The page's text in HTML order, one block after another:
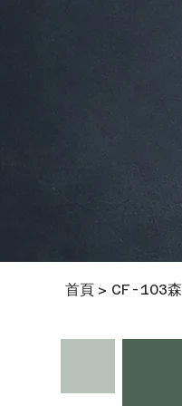
首頁 > CF-103